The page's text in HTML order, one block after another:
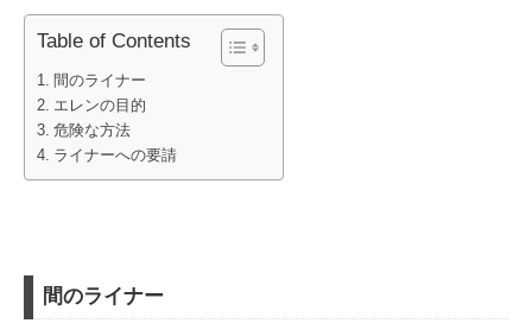
Table of Contents
間のライナー
エレンの目的
危険な方法
ライナーへの要請
間のライナー